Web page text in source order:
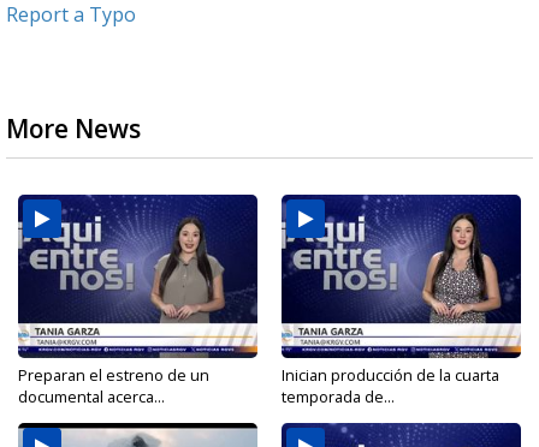
Report a Typo
More News
Preparan el estreno de un
documental acerca...
Inician producción de la cuarta
temporada de...